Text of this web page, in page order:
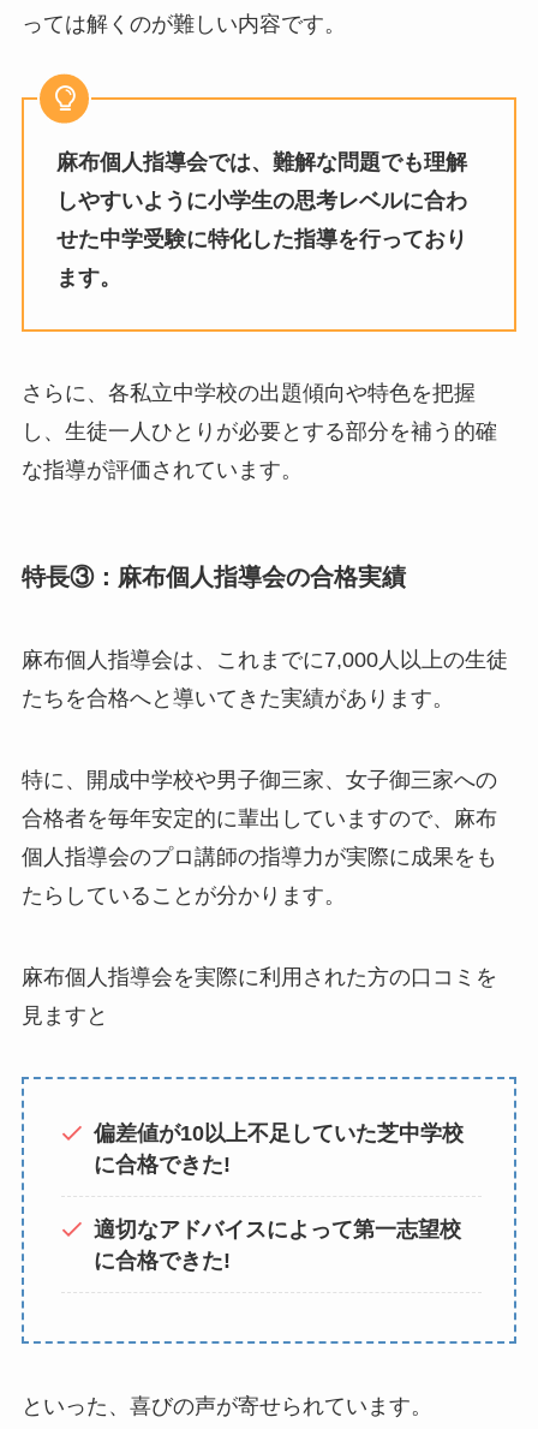
っては解くのが難しい内容です。
麻布個人指導会では、難解な問題でも理解
しやすいように小学生の思考レベルに合わ
せた中学受験に特化した指導を行っており
ます。
さらに、各私立中学校の出題傾向や特色を把握
し、生徒一人ひとりが必要とする部分を補う的確
な指導が評価されています。
特長③：麻布個人指導会の合格実績
麻布個人指導会は、これまでに7,000人以上の生徒
たちを合格へと導いてきた実績があります。
特に、開成中学校や男子御三家、女子御三家への
合格者を毎年安定的に輩出していますので、麻布
個人指導会のプロ講師の指導力が実際に成果をも
たらしていることが分かります。
麻布個人指導会を実際に利用された方の口コミを
見ますと
偏差値が10以上不足していた芝中学校
に合格できた!
適切なアドバイスによって第一志望校
に合格できた!
といった、喜びの声が寄せられています。